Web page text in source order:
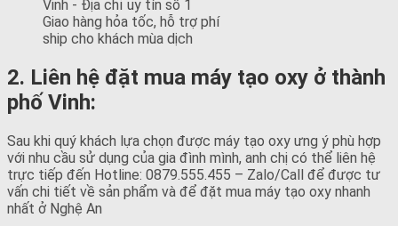
Giao hàng hỏa tốc, hỗ trợ phí
ship cho khách mùa dịch
2. Liên hệ đặt mua máy tạo oxy ở thành
phố Vinh:
Sau khi quý khách lựa chọn được máy tạo oxy ưng ý phù hợp
với nhu cầu sử dụng của gia đình mình, anh chị có thể liên hệ
trực tiếp đến Hotline: 0879.555.455 – Zalo/Call để được tư
vấn chi tiết về sản phẩm và để đặt mua máy tạo oxy nhanh
nhất ở Nghệ An